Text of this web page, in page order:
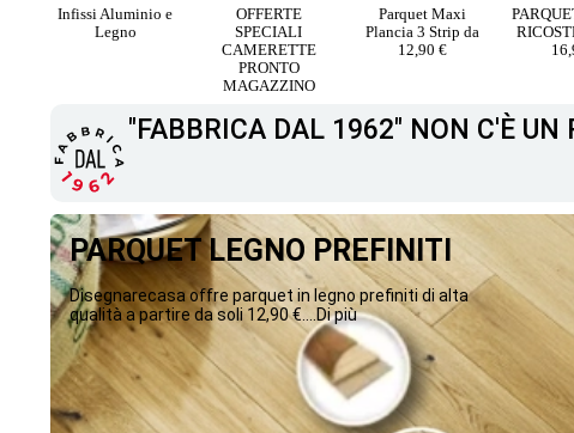
Infissi Aluminio e
Legno
OFFERTE
SPECIALI
CAMERETTE
PRONTO
MAGAZZINO
Parquet Maxi
Plancia 3 Strip da
12,90 €
"FABBRICA DAL 1962" NON C'È UN
PARQUET LEGNO PREFINITI
Disegnarecasa offre parquet in legno prefiniti di alta
qualità a partire da soli 12,90 €....Di più